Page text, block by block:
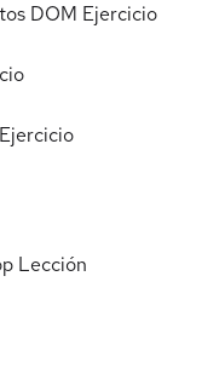
DOM Ejercicio
Ejercicio
Lección